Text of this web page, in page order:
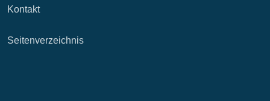
Kontakt
Seitenverzeichnis